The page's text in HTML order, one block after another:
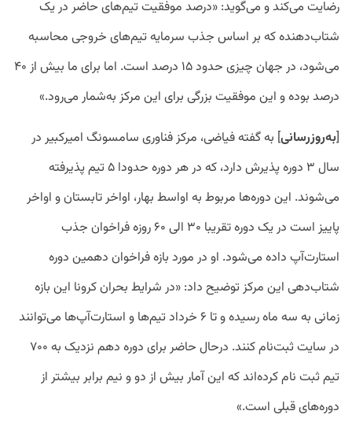
رضایت می‌کند و می‌گوید: «درصد موفقیت تیم‌های حاضر در یک
شتاب‌دهنده که بر اساس جذب سرمایه تیم‌های خروجی محاسبه
می‌شود، در جهان چیزی حدود ۱۵ درصد است. اما برای ما بیش از ۴۰
درصد بوده و این موفقیت بزرگی برای این مرکز به‌شمار می‌رود.»
[به‌روز‌رسانی] به گفته فیاضی، مرکز فناوری سامسونگ امیرکبیر در
سال ۳ دوره پذیرش دارد، که در هر دوره حدودا ۵ تیم پذیرفته
می‌شوند. این دوره‌ها مربوط به اواسط بهار، اواخر تابستان و اواخر
پاییز است در یک دوره تقریبا ۳۰ الی ۶۰ روزه فراخوان جذب
استارت‌آپ داده می‌شود. او در مورد بازه فراخوان دهمین دوره
شتاب‌دهی این مرکز توضیح داد: «در شرایط بحران کرونا این بازه
زمانی به سه ماه رسیده و تا ۶ خرداد تیم‌ها و استارت‌آپ‌ها می‌توانند
در سایت ثبت‌نام کنند. درحال حاضر برای دوره دهم نزدیک به ۷۰۰
تیم ثبت نام کرده‌اند که این آمار بیش از دو و نیم برابر بیشتر از
دوره‌های قبلی است.»